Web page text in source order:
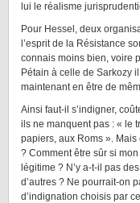
lui le réalisme
Pour Hessel, deux
l’esprit de la Résistance
connais moins bien, voire
Pétain à celle de Sarkozy
maintenant en être de
Ainsi faut-il s’indigner,
ils ne manquent pas : « le
papiers, aux Roms ».
? Comment être sûr si
légitime ? N’y a-t-il pas
d’autres ? Ne pourrait-on
d’indignation choisis par